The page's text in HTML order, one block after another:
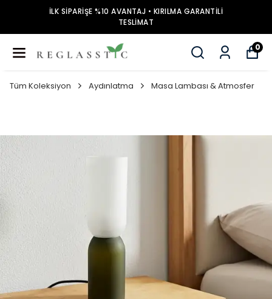
İLK SİPARİŞE %10 AVANTAJ • KIRILMA GARANTİLİ
TESLİMAT
0
Tüm Koleksiyon Aydınlatma Masa Lambası & Atmosfer